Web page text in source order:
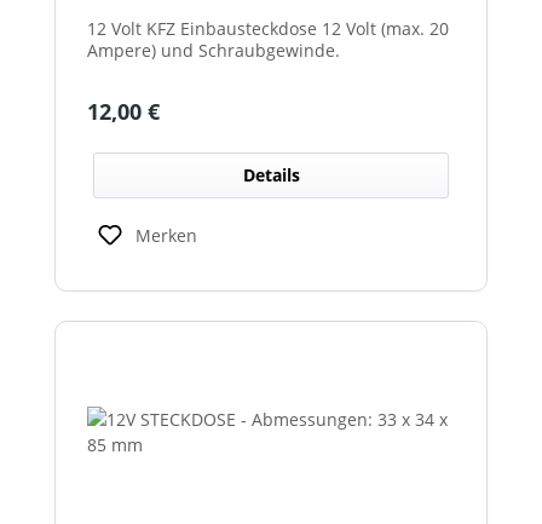
12 Volt KFZ Einbausteckdose 12 Volt (max. 20
Ampere) und Schraubgewinde.
Regulärer Preis:
12,00 €
Details
Merken